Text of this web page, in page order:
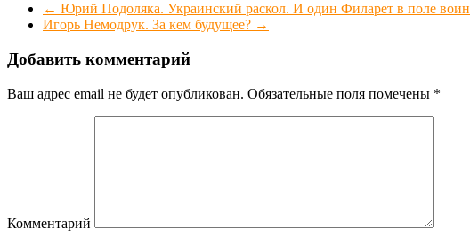
← Юрий Подоляка. Украинский раскол. И один Филарет в поле воин
Игорь Немодрук. За кем будущее? →
Добавить комментарий
Ваш адрес email не будет опубликован. Обязательные поля помечены *
Комментарий